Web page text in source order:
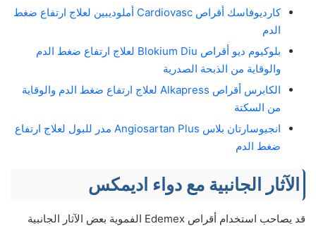
كارديوفاسك أقراص Cardiovasc أملوديبين لعلاج ارتفاع ضغط
الدم
بلوكيوم ديو أقراص Blokium Diu لعلاج ارتفاع ضغط الدم
والوقاية من الذبحة الصدرية
الكابرس أقراص Alkapress لعلاج ارتفاع ضغط الدم والوقاية
من السكتة
انجيوسارتان بلاس Angiosartan Plus مدر للبول لعلاج ارتفاع
ضغط الدم
الآثار الجانبية مع دواء اديمكس
قد يصاحب استخدام أقراص Edemex الفموية بعض الآثار الجانبية